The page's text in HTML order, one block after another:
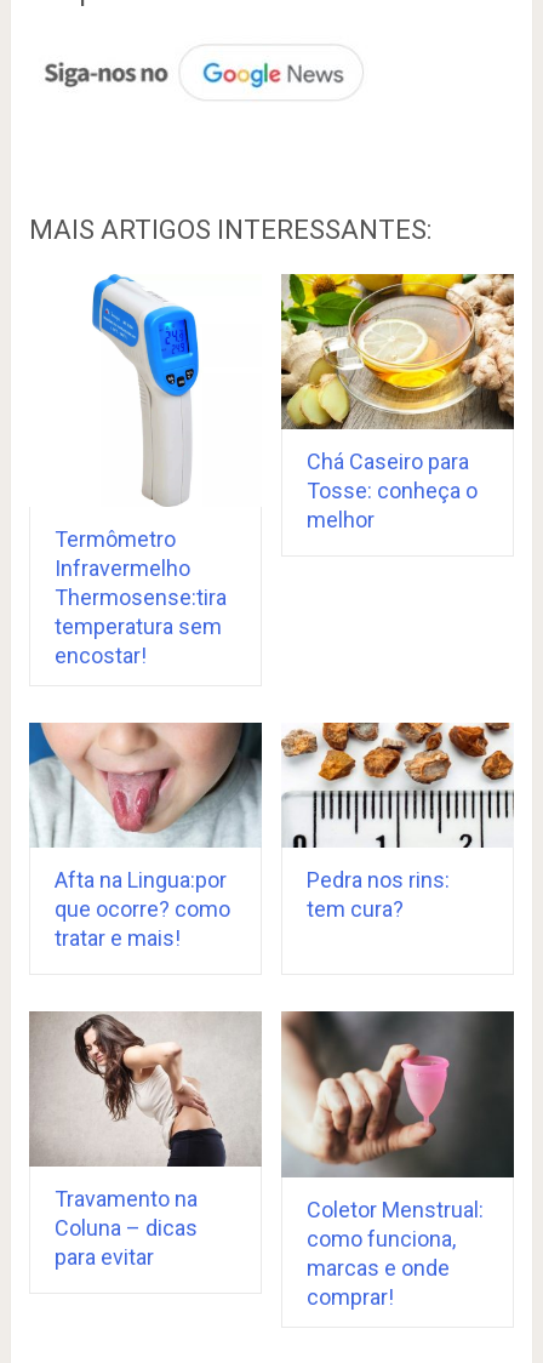
MAIS ARTIGOS INTERESSANTES:
Termômetro
Infravermelho
Thermosense:tira
temperatura sem
encostar!
Chá Caseiro para
Tosse: conheça o
melhor
Afta na Lingua:por
que ocorre? como
tratar e mais!
Pedra nos rins:
tem cura?
Travamento na
Coluna – dicas
para evitar
Coletor Menstrual:
como funciona,
marcas e onde
comprar!